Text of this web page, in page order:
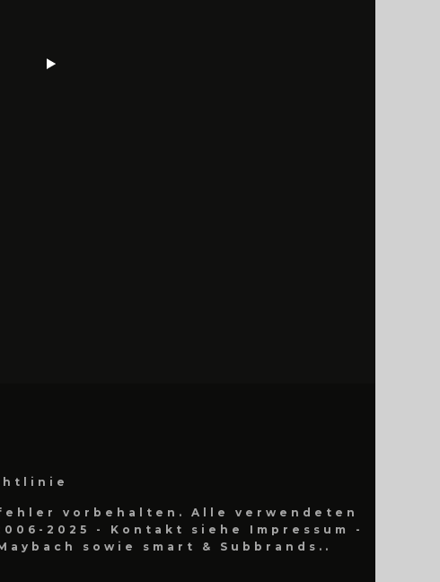
vorbehalten. Alle verwendeten
2025 - Kontakt siehe Impressum -
sowie smart & Subbrands..